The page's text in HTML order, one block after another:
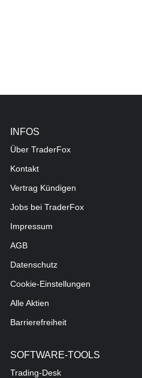
INFOS
Über TraderFox
Kontakt
Vertrag Kündigen
Jobs bei TraderFox
Impressum
AGB
Datenschutz
Cookie-Einstellungen
Alle Aktien
Barrierefreiheit
SOFTWARE-TOOLS
Trading-Desk